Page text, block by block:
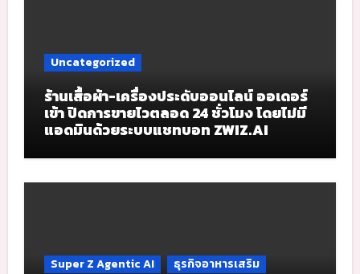
Uncategorized
ร้านเสื้อผ้า-เครื่องประดับออนไลน์ ออเดอร์
เข้า ปิดการขายไวตลอด 24 ชั่วโมง โดยไม่มี
แอดมินด้วยระบบแชทบอท ZWIZ.AI
Super Z Agentic AI ธุรกิจอาหารเสริม